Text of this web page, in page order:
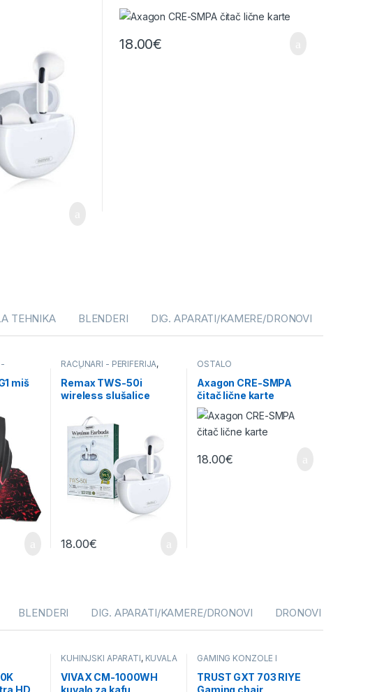
18.00€
TEHNIKA BLENDERI DIG. APARATI/KAMERE/DRONOVI
-
miš
RAČUNARI - PERIFERIJA,
SLUŠALICE
Remax TWS-50i
wireless slušalice
18.00€
OSTALO
Axagon CRE-SMPA
čitač lične karte
18.00€
BLENDERI DIG. APARATI/KAMERE/DRONOVI DRONOVI
KUHINJSKI APARATI, KUVALA
VIVAX CM-1000WH
GAMING KONZOLE I
TRUST GXT 703 RIYE